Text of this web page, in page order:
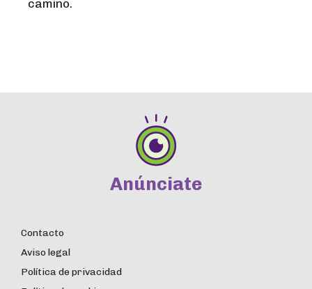
camino.
Anúnciate
Contacto
Aviso legal
Política de privacidad